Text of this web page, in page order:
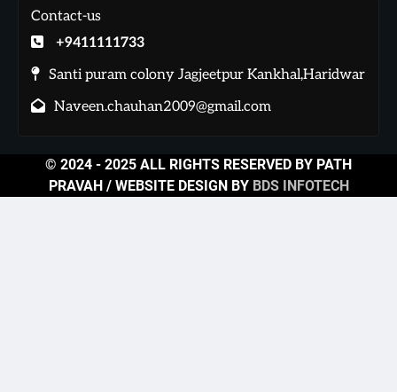
Contact-us
+9411111733
Santi puram colony Jagjeetpur Kankhal,Haridwar
Naveen.chauhan2009@gmail.com
© 2024 - 2025 ALL RIGHTS RESERVED BY PATH
PRAVAH / WEBSITE DESIGN BY BDS INFOTECH